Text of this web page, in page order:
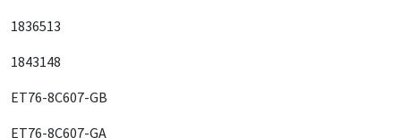
1836513
1843148
ET76-8C607-GB
ET76-8C607-GA